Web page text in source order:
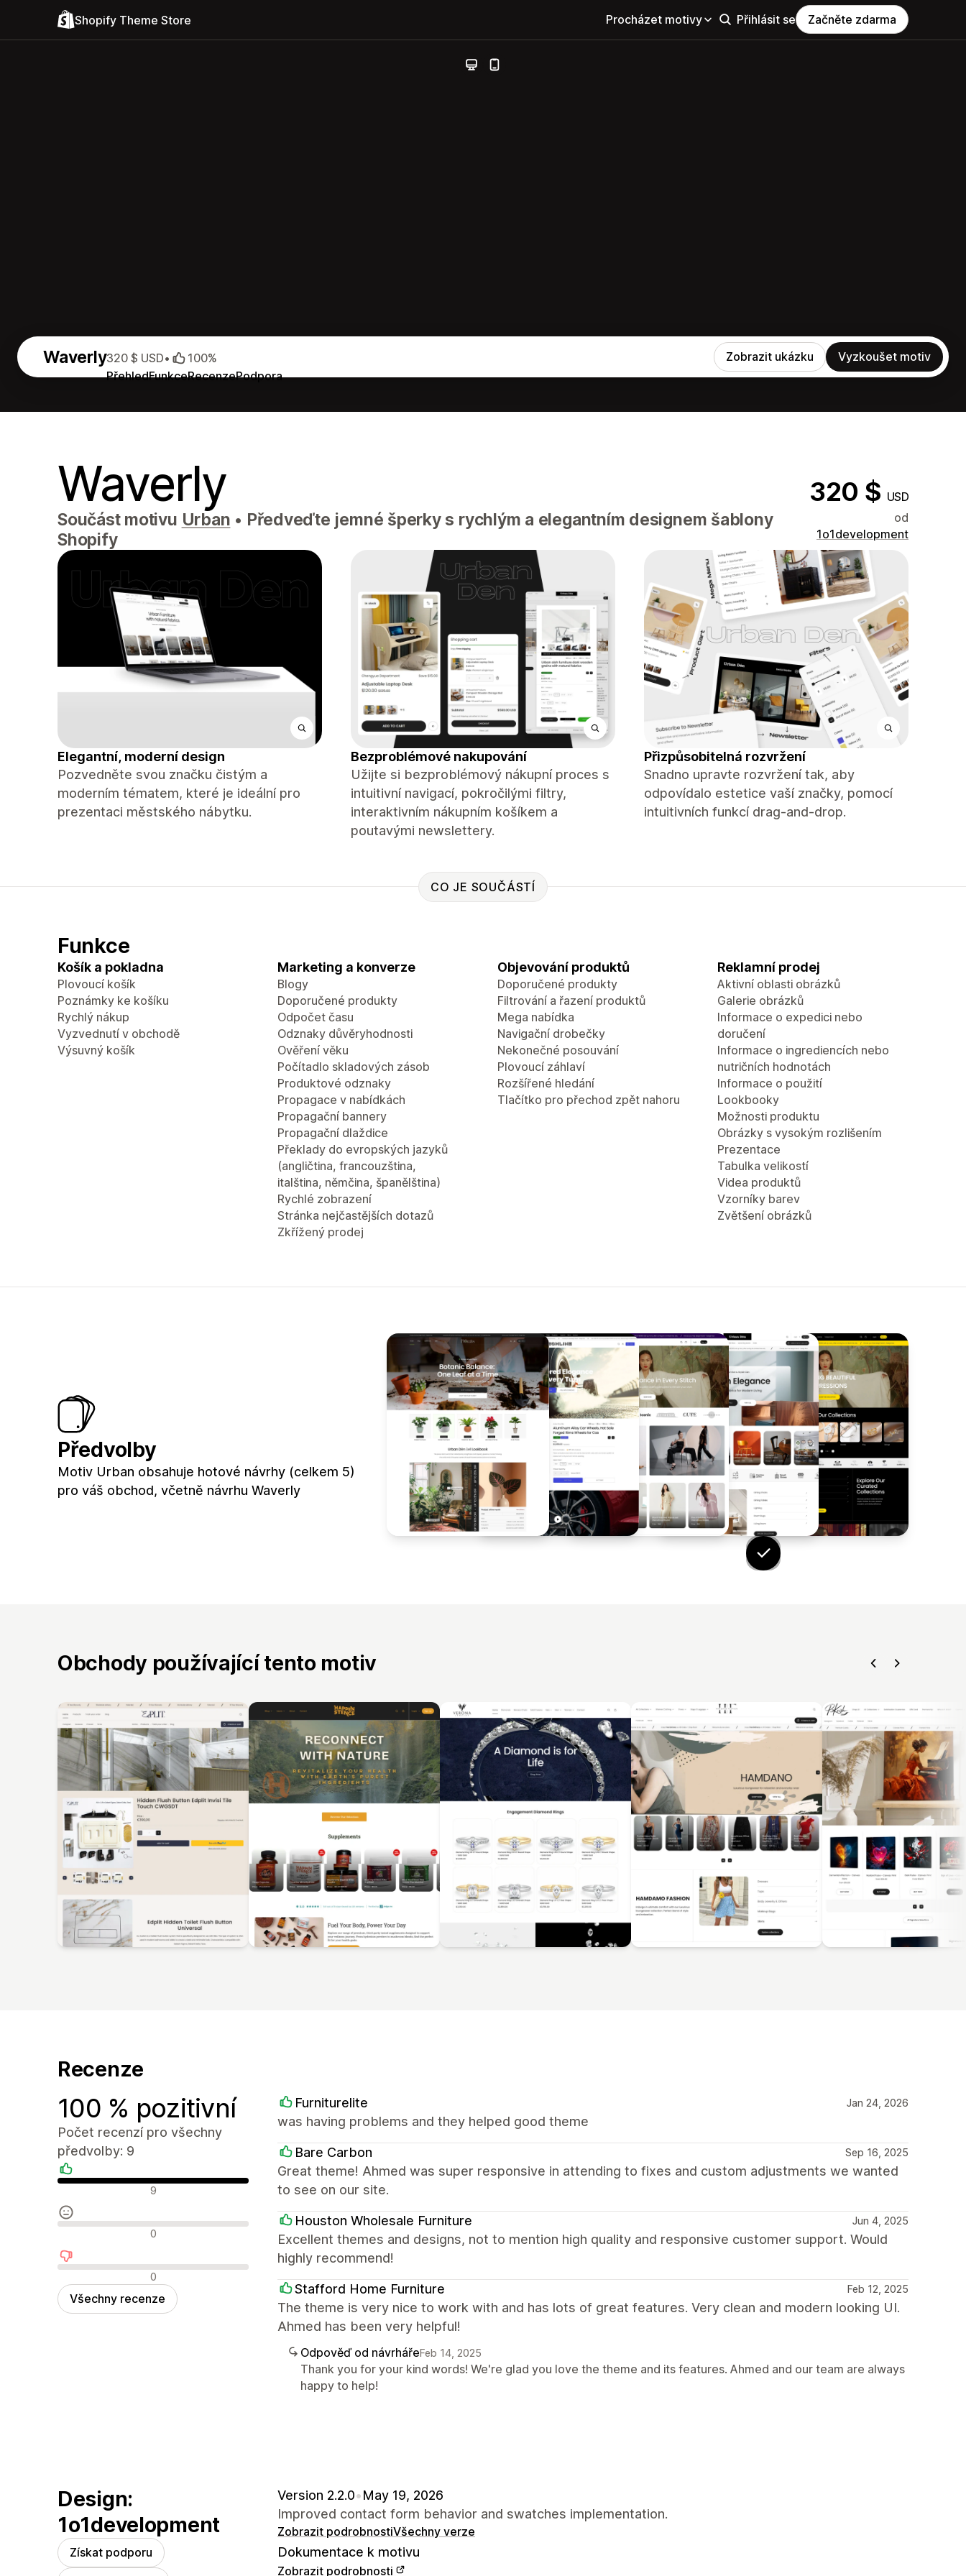
Shopify Theme Store Procházet motivy Přihlásit se Začněte zdarma
Waverly
PřehledFunkceRecenzePodpora
320 $ USD• 100% Zobrazit ukázku Vyzkoušet motiv
Waverly 320 $ USD
Součást motivu Urban • Předveďte jemné šperky s rychlým a elegantním designem šablony
Shopify
od
1o1development
Elegantní, moderní design
Pozvedněte svou značku čistým a
moderním tématem, které je ideální pro
prezentaci městského nábytku.
Bezproblémové nakupování
Užijte si bezproblémový nákupní proces s
intuitivní navigací, pokročilými filtry,
interaktivním nákupním košíkem a
poutavými newslettery.
Přizpůsobitelná rozvržení
Snadno upravte rozvržení tak, aby
odpovídalo estetice vaší značky, pomocí
intuitivních funkcí drag-and-drop.
CO JE SOUČÁSTÍ
Funkce
Košík a pokladna
Plovoucí košík
Poznámky ke košíku
Rychlý nákup
Vyzvednutí v obchodě
Výsuvný košík
Marketing a konverze
Blogy
Doporučené produkty
Odpočet času
Odznaky důvěryhodnosti
Ověření věku
Počítadlo skladových zásob
Produktové odznaky
Propagace v nabídkách
Propagační bannery
Propagační dlaždice
Překlady do evropských jazyků
(angličtina, francouzština,
italština, němčina, španělština)
Rychlé zobrazení
Stránka nejčastějších dotazů
Zkřížený prodej
Objevování produktů
Doporučené produkty
Filtrování a řazení produktů
Mega nabídka
Navigační drobečky
Nekonečné posouvání
Plovoucí záhlaví
Rozšířené hledání
Tlačítko pro přechod zpět nahoru
Reklamní prodej
Aktivní oblasti obrázků
Galerie obrázků
Informace o expedici nebo
doručení
Informace o ingrediencích nebo
nutričních hodnotách
Informace o použití
Lookbooky
Možnosti produktu
Obrázky s vysokým rozlišením
Prezentace
Tabulka velikostí
Videa produktů
Vzorníky barev
Zvětšení obrázků
Předvolby
Motiv Urban obsahuje hotové návrhy (celkem 5)
pro váš obchod, včetně návrhu Waverly
Obchody používající tento motiv
Recenze
100 % pozitivní
Počet recenzí pro všechny
předvolby: 9
Pozitivní recenze9
Neutrální recenze0
Negativní recenze0
Všechny recenze
Furniturelite Jan 24, 2026
was having problems and they helped good theme
Bare Carbon Sep 16, 2025
Great theme! Ahmed was super responsive in attending to fixes and custom adjustments we wanted
to see on our site.
Houston Wholesale Furniture Jun 4, 2025
Excellent themes and designs, not to mention high quality and responsive customer support. Would
highly recommend!
Stafford Home Furniture Feb 12, 2025
The theme is very nice to work with and has lots of great features. Very clean and modern looking UI.
Ahmed has been very helpful!
Odpověď od návrhářeFeb 14, 2025
Thank you for your kind words! We're glad you love the theme and its features. Ahmed and our team are always
happy to help!
Design:
1o1development
Získat podporu
Version 2.2.0•May 19, 2026
Improved contact form behavior and swatches implementation.
Zobrazit podrobnostiVšechny verze
Dokumentace k motivu
Zobrazit podrobnosti